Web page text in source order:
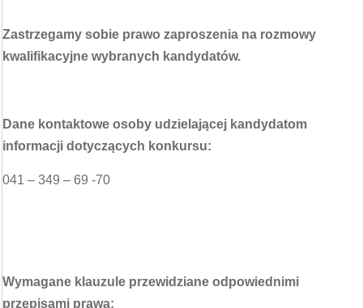
Zastrzegamy sobie prawo zaproszenia na rozmowy
kwalifikacyjne wybranych kandydatów.
Dane kontaktowe osoby udzielającej kandydatom
informacji dotyczących konkursu:
041 – 349 – 69 -70
Wymagane klauzule przewidziane odpowiednimi
przepisami prawa: